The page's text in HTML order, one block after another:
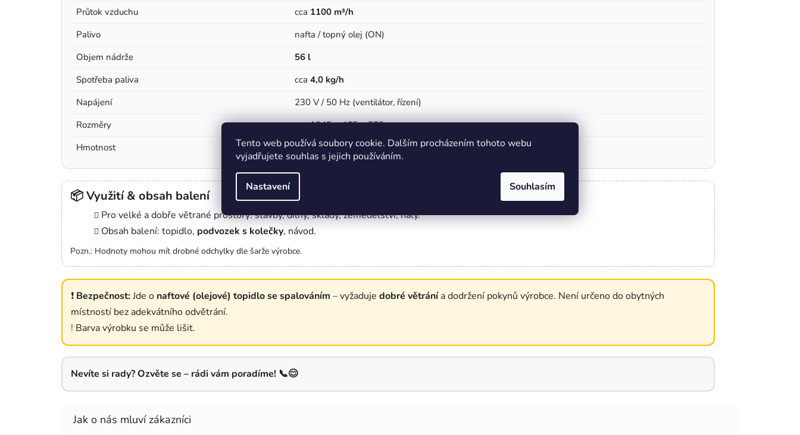
Tento web používá soubory cookie. Dalším procházením tohoto webu
vyjadřujete souhlas s jejich používáním.
Nastavení Souhlasím
Průtok vzduchu
cca 1100 m³/h
Palivo
nafta / topný olej (ON)
Objem nádrže
56 l
Spotřeba paliva
cca 4,0 kg/h
Napájení
230 V / 50 Hz (ventilátor, řízení)
Rozměry
cca 1045 × 465 × 570 mm
Hmotnost
cca27 kg
📦 Využití & obsah balení
Pro velké a dobře větrané prostory: stavby, dílny, sklady, zemědělství, haly.
Obsah balení: topidlo, podvozek s kolečky, návod.
Pozn.: Hodnoty mohou mít drobné odchylky dle šarže výrobce.
❗ Bezpečnost:Jde o naftové (olejové) topidlo se spalováním – vyžaduje dobré větránía dodržení pokynů výrobce. Není určeno do obytných
místností bez adekvátního odvětrání.
! Barva výrobku se může lišit.
Nevíte si rady? Ozvěte se – rádi vám poradíme! 📞😊